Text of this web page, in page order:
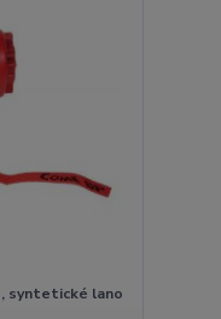
syntetické lano